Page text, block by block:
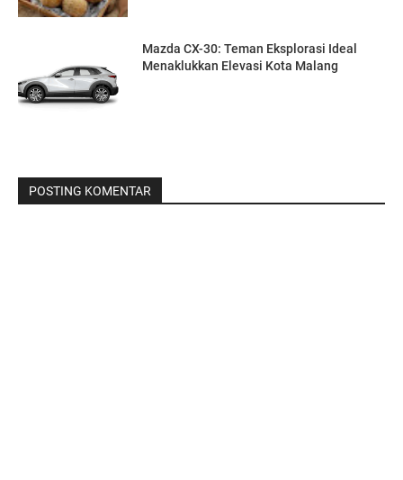
Mazda CX-30: Teman Eksplorasi Ideal
Menaklukkan Elevasi Kota Malang
POSTING KOMENTAR